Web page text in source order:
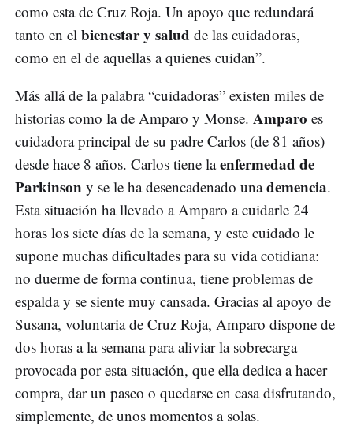
como esta de Cruz Roja. Un apoyo que redundará
tanto en el bienestar y salud de las cuidadoras,
como en el de aquellas a quienes cuidan”.
Más allá de la palabra “cuidadoras” existen miles de
historias como la de Amparo y Monse. Amparo es
cuidadora principal de su padre Carlos (de 81 años)
desde hace 8 años. Carlos tiene laenfermedad de
Parkinson y se le ha desencadenado unademencia.
Esta situación ha llevado a Amparo a cuidarle 24
horas los siete días de la semana, y este cuidado le
supone muchas dificultades para su vida cotidiana:
no duerme de forma continua, tiene problemas de
espalda y se siente muy cansada. Gracias al apoyo de
Susana, voluntaria de Cruz Roja, Amparo dispone de
dos horas a la semana para aliviar la sobrecarga
provocada por esta situación, que ella dedica a hacer
compra, dar un paseo o quedarse en casa disfrutando,
simplemente, de unos momentos a solas.